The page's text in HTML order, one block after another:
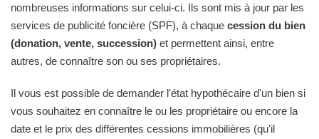
nombreuses informations sur celui-ci. Ils sont mis à jour par les
services de publicité foncière (SPF), à chaque cession du bien
(donation, vente, succession) et permettent ainsi, entre
autres, de connaître son ou ses propriétaires.
Il vous est possible de demander l'état hypothécaire d'un bien si
vous souhaitez en connaître le ou les propriétaire ou encore la
date et le prix des différentes cessions immobilières (qu'il